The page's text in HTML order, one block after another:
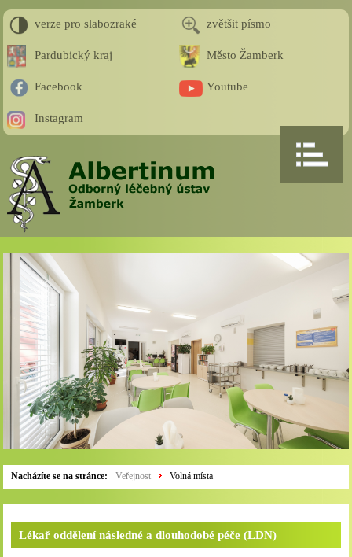
verze pro slabozraké zvětšit písmo
Pardubický kraj Město Žamberk
Facebook Youtube
Instagram
Nacházíte se na stránce: Veřejnost Volná místa
Lékař oddělení následné a dlouhodobé péče (LDN)